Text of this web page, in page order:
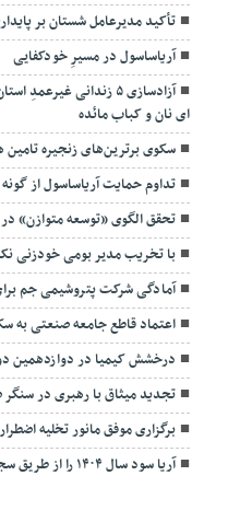
تأکید مدیرعامل شستان بر
آریاساسول در مسیرِ خودکفایی
آزادسازی ۵ زندانی
ای نان و کباب مائده
سکوی برترین‌های زنجیره
تداوم حمایت آریاساسول از
تحقق الگوی «توسعه متوازن»
با تخریب مدیر بومی خودزنی
آمادگی شرکت پتروشیمی جم
اعتماد قاطع جامعه صنعتی به
درخشش کیمیا در دوازدهمین
تجدید میثاق با رهبری در
برگزاری موفق مانور تخلیه
آریا سود سال ۱۴۰۴ را از طریق سجام واریز کرد